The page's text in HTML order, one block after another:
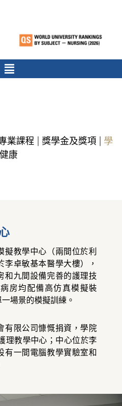
業課程 獎學金及獎項
學
康
擬教學中心（兩間位於利
卓敏基本醫學大樓），
和九間設備完善的護理技
房均配備高仿真模擬裝
場景的模擬訓練。
有限公司慷慨捐資，學院
理教學中心；中心位於李
有一間電腦教學實驗室和